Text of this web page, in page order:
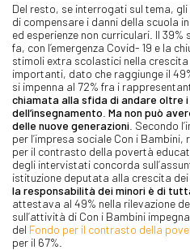
Del resto, se interrogati sul tema,
di compensare i danni della scuola
ed esperienze non curriculari. Il
fa, con l’emergenza Covid- 19 e la
stimoli extra scolastici nella
importanti, dato che raggiunge il
si impenna al 72% fra i
chiamata alla sfida di andare oltre
dell’insegnamento Ma non può
delle nuove generazioni . Secondo
per l’impresa sociale Con i Bambini,
per il contrasto della povertà
degli intervistati concorda
istituzione deputata alla crescita dei
la responsabilità dei minori è di
attestava al 49% nella rilevazione
sull’attività di Con i Bambini
del Fondo per il contrasto della
per il 67%.